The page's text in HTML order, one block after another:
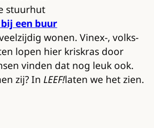
stuurhut
een buur
wonen. Vinex-, volks-
lopen hier kriskras door
vinden dat nog leuk ook.
zij? In LEEF!laten we het zien.